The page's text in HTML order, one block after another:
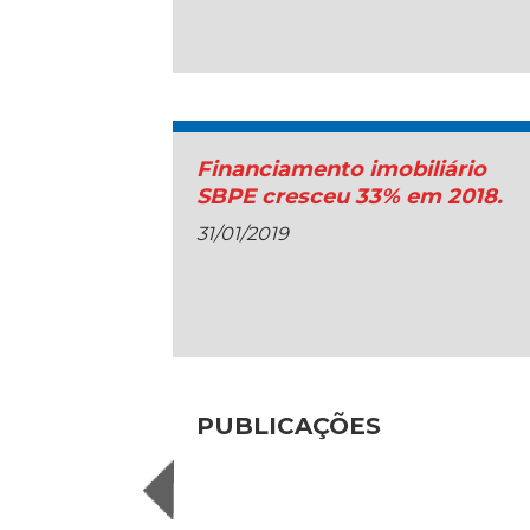
Financiamento imobiliário
SBPE cresceu 33% em 2018.
31/01/2019
PUBLICAÇÕES